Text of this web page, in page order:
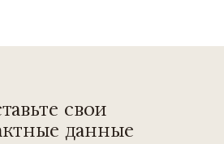
свои
данные